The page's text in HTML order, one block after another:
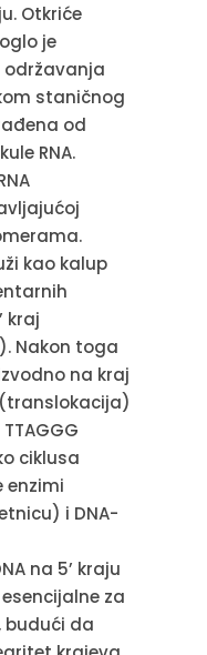
Otkriće
je
staničnog
od
RNA.
kao kalup
kraj
Nakon toga
na kraj
ciklusa
enzimi
i DNA-
na 5’ kraju
za
budući da